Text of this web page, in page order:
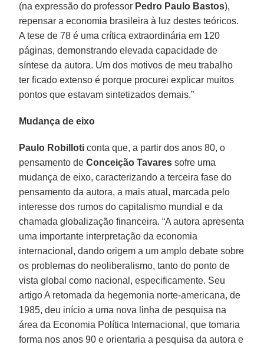
(na expressão do professor Pedro Paulo Bastos),
repensar a economia brasileira à luz destes teóricos.
A tese de 78 é uma crítica extraordinária em 120
páginas, demonstrando elevada capacidade de
síntese da autora. Um dos motivos de meu trabalho
ter ficado extenso é porque procurei explicar muitos
pontos que estavam sintetizados demais.”
Mudança de eixo
Paulo Robilloti conta que, a partir dos anos 80, o
pensamento deConceição Tavares sofre uma
mudança de eixo, caracterizando a terceira fase do
pensamento da autora, a mais atual, marcada pelo
interesse dos rumos do capitalismo mundial e da
chamada globalização financeira. “A autora apresenta
uma importante interpretação da economia
internacional, dando origem a um amplo debate sobre
os problemas do neoliberalismo, tanto do ponto de
vista global como nacional, especificamente. Seu
artigo A retomada da hegemonia norte-americana, de
1985, deu início a uma nova linha de pesquisa na
área da Economia Política Internacional, que tomaria
forma nos anos 90 e orientaria a pesquisa da autora e